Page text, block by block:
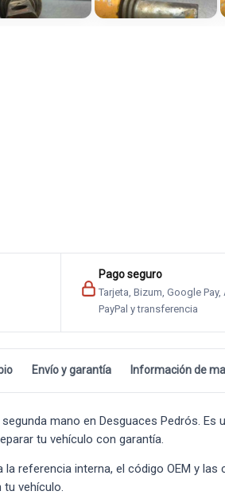
Pago seguro
Tarjeta, Bizum, Google Pay,
PayPal y transferencia
Envío y garantía Información de
segunda mano en Desguaces Pedrós. Es
tu vehículo con garantía.
la referencia interna, el código OEM y
vehículo.